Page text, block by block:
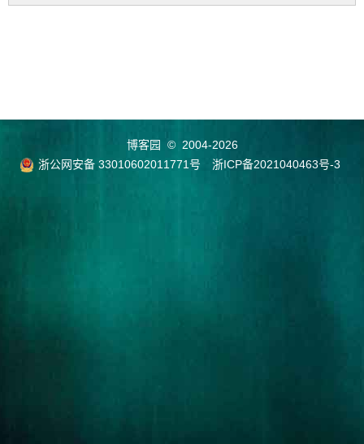
博客园
© 2004-2026
浙公网安备 33010602011771号
浙ICP备2021040463号-3